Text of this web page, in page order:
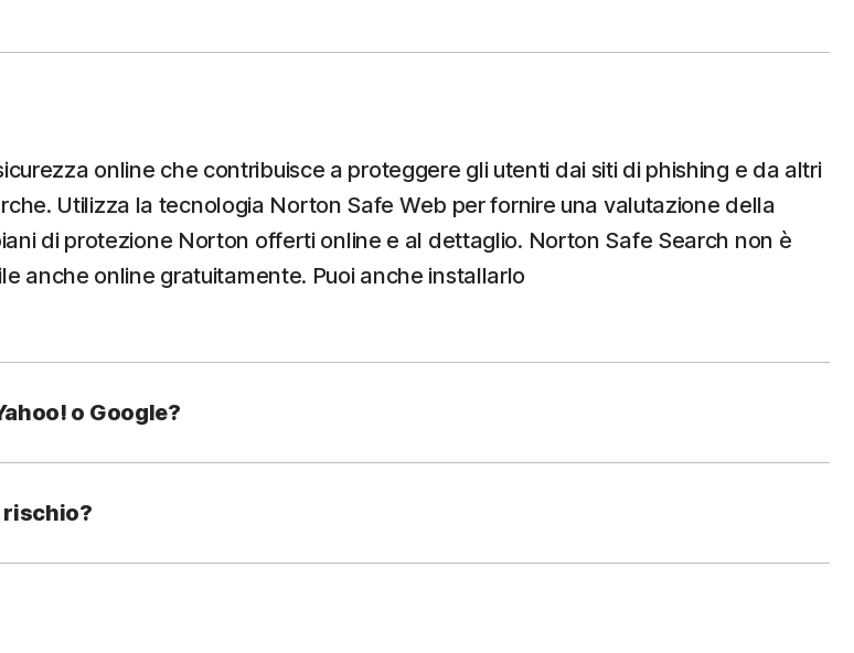
online che contribuisce a proteggere gli utenti dai siti di phishing e da altri
Utilizza la tecnologia Norton Safe Web per fornire una valutazione della
di protezione Norton offerti online e al dettaglio. Norton Safe Search non è
anche online gratuitamente. Puoi anche installarlo
o Google?
rischio?